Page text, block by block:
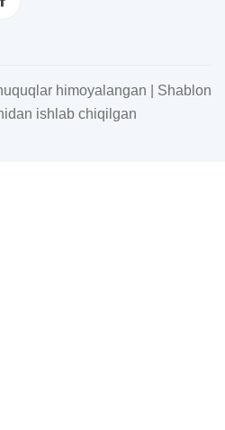
himoyalangan | Shablon
ishlab chiqilgan